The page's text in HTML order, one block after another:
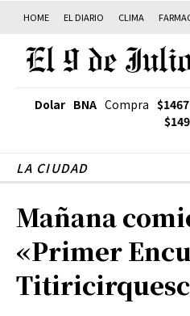
HOME EL DIARIO CLIMA
Dolar BNA Compra $1467
LA CIUDAD
Mañana
«Primer